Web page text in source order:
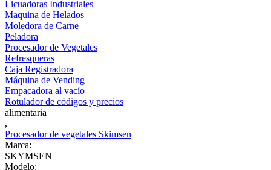
Licuadoras Industriales
Maquina de Helados
Moledora de Carne
Peladora
Procesador de Vegetales
Refresqueras
Caja Registradora
Máquina de Vending
Empacadora al vacío
Rotulador de códigos y precios
alimentaria
,
Procesador de vegetales Skimsen
Marca:
SKYMSEN
Modelo: